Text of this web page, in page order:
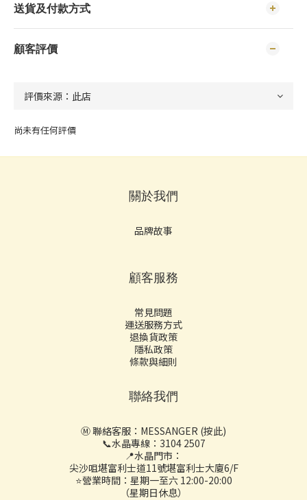
送貨及付款方式
顧客評價
尚未有任何評價
關於我們
品牌故事
顧客服務
常見問題
運送服務方式
退換貨政策
隱私政策
條款與細則
聯絡我們
Ⓜ️ 聯絡客服： MESSANGER (按此)
📞水晶專線：3104 2507
📍水晶門市：
尖沙咀堪富利士道11號堪富利士大廈6/F
⭐營業時間：星期一至六 12:00-20:00
（星期日休息）